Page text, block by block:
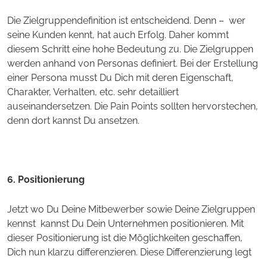
Die Zielgruppendefinition ist entscheidend. Denn – wer
seine Kunden kennt, hat auch Erfolg. Daher kommt
diesem Schritt eine hohe Bedeutung zu. Die Zielgruppen
werden anhand von Personas definiert. Bei der Erstellung
einer Persona musst Du Dich mit deren Eigenschaft,
Charakter, Verhalten, etc. sehr detailliert
auseinandersetzen. Die Pain Points sollten hervorstechen,
denn dort kannst Du ansetzen.
6. Positionierung
Jetzt wo Du Deine Mitbewerber sowie Deine Zielgruppen
kennst kannst Du Dein Unternehmen positionieren. Mit
dieser Positionierung ist die Möglichkeiten geschaffen,
Dich nun klarzu differenzieren. Diese Differenzierung legt